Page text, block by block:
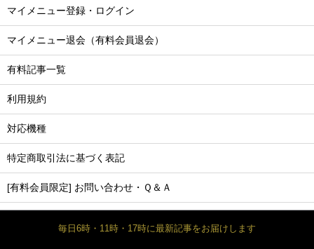
マイメニュー登録・ログイン
マイメニュー退会（有料会員退会）
有料記事一覧
利用規約
対応機種
特定商取引法に基づく表記
[有料会員限定] お問い合わせ・Ｑ＆Ａ
毎日6時・11時・17時に最新記事をお届けします